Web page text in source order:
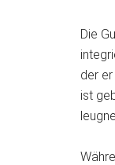
Die
der
ist